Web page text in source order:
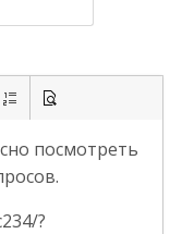
посмотреть
?